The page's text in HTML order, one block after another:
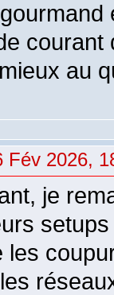
au
Fév 2026,
je
les